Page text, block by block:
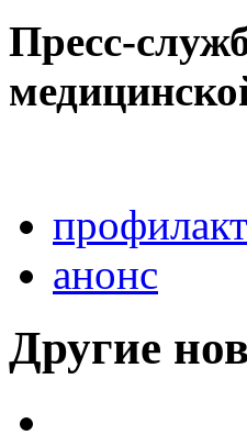
Пресс-
анонс
Другие